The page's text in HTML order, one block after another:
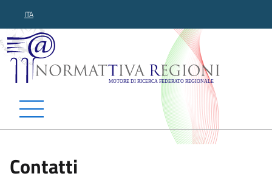
ITA
Normattiva Regioni -
Contatti